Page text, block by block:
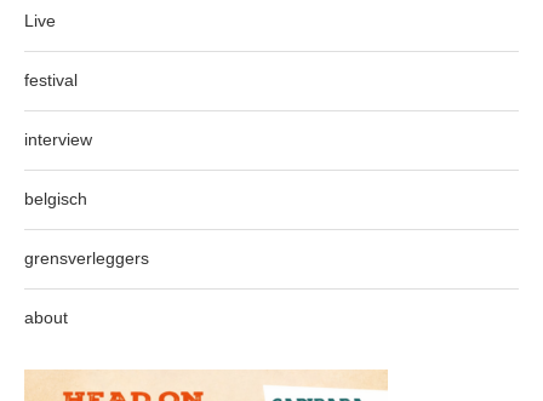
Live
festival
interview
belgisch
grensverleggers
about